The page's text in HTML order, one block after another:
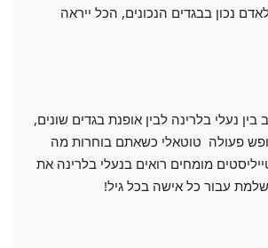
נכון בבגדים הנכונים, הכל ייראה
נעלי בלרינה לבין אופנת בגדים שונים,
פעולה טוטאלי כשאתם בוחרות מה
מומחים רואים בנעלי בלרינה את
עבור כל אישה בכל גיל!